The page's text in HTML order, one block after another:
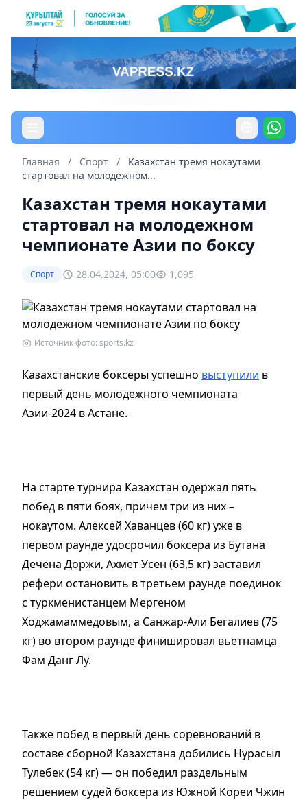
Главная / Спорт /
Казахстан тремя нокаутами
стартовал на молодежном...
Казахстан тремя нокаутами
стартовал на молодежном
чемпионате Азии по боксу
Спорт 28.04.2024, 05:00 1,095
Источник фото: sports.kz
Казахстанские боксеры успешно выступили в
первый день молодежного чемпионата
Азии-2024 в Астане.
На старте турнира Казахстан одержал пять
побед в пяти боях, причем три из них –
нокаутом. Алексей Хаванцев (60 кг) уже в
первом раунде удосрочил боксера из Бутана
Дечена Доржи, Ахмет Усен (63,5 кг) заставил
рефери остановить в третьем раунде поединок
с туркменистанцем Мергеном
Ходжамаммедовым, а Санжар-Али Бегалиев (75
кг) во втором раунде финишировал вьетнамца
Фам Данг Лу.
Также побед в первый день соревнований в
составе сборной Казахстана добились Нурасыл
Тулебек (54 кг) — он победил раздельным
решением судей боксера из Южной Кореи Чжин